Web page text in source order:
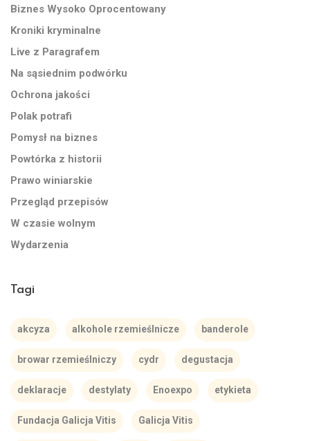
Biznes Wysoko Oprocentowany
Kroniki kryminalne
Live z Paragrafem
Na sąsiednim podwórku
Ochrona jakości
Polak potrafi
Pomysł na biznes
Powtórka z historii
Prawo winiarskie
Przegląd przepisów
W czasie wolnym
Wydarzenia
Tagi
akcyza alkohole rzemieślnicze banderole
browar rzemieślniczy cydr degustacja
deklaracje destylaty Enoexpo etykieta
Fundacja Galicja Vitis Galicja Vitis